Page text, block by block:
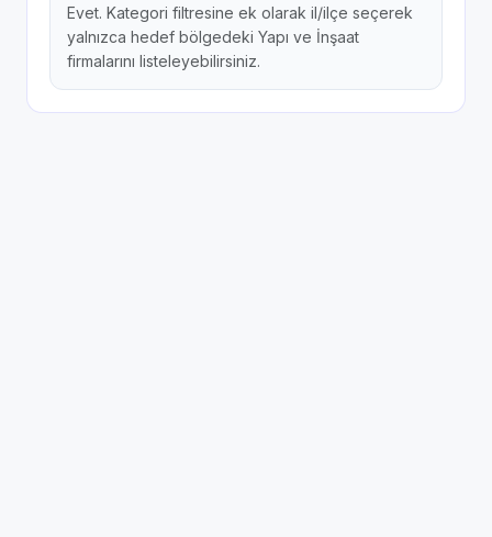
Evet. Kategori filtresine ek olarak il/ilçe seçerek
yalnızca hedef bölgedeki Yapı ve İnşaat
firmalarını listeleyebilirsiniz.